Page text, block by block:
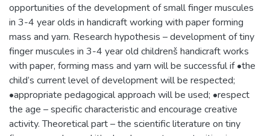
opportunities of the development of small finger muscules
in 3-4 year olds in handicraft working with paper forming
mass and yarn. Research hypothesis – development of tiny
finger muscules in 3-4 year old childrenš handicraft works
with paper, forming mass and yarn will be successful if •the
child’s current level of development will be respected;
•appropriate pedagogical approach will be used; •respect
the age – specific characteristic and encourage creative
activity. Theoretical part – the scientific literature on tiny